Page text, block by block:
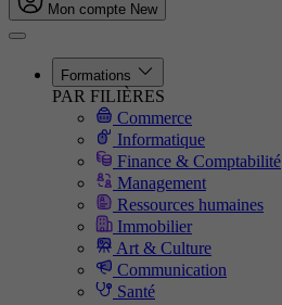
Mon compte New
Formations
PAR FILIÈRES
Commerce
Informatique
Finance & Comptabilité
Management
Ressources humaines
Immobilier
Art & Culture
Communication
Santé